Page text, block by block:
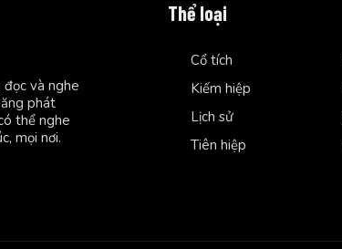
đọc và nghe
phát
thể nghe
mọi nơi.
Thể loại
Cổ tích
Kiếm hiệp
Lịch sử
Tiên hiệp